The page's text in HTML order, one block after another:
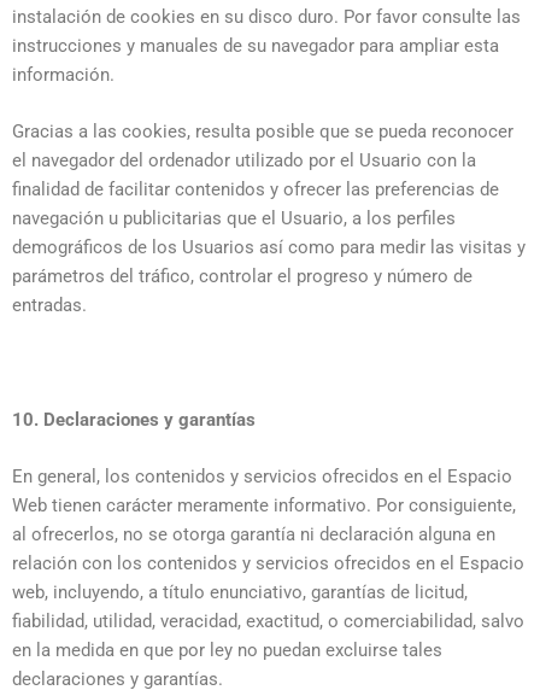
instalación de cookies en su disco duro. Por favor consulte las
instrucciones y manuales de su navegador para ampliar esta
información.
Gracias a las cookies, resulta posible que se pueda reconocer
el navegador del ordenador utilizado por el Usuario con la
finalidad de facilitar contenidos y ofrecer las preferencias de
navegación u publicitarias que el Usuario, a los perfiles
demográficos de los Usuarios así como para medir las visitas y
parámetros del tráfico, controlar el progreso y número de
entradas.
10. Declaraciones y garantías
En general, los contenidos y servicios ofrecidos en el Espacio
Web tienen carácter meramente informativo. Por consiguiente,
al ofrecerlos, no se otorga garantía ni declaración alguna en
relación con los contenidos y servicios ofrecidos en el Espacio
web, incluyendo, a título enunciativo, garantías de licitud,
fiabilidad, utilidad, veracidad, exactitud, o comerciabilidad, salvo
en la medida en que por ley no puedan excluirse tales
declaraciones y garantías.